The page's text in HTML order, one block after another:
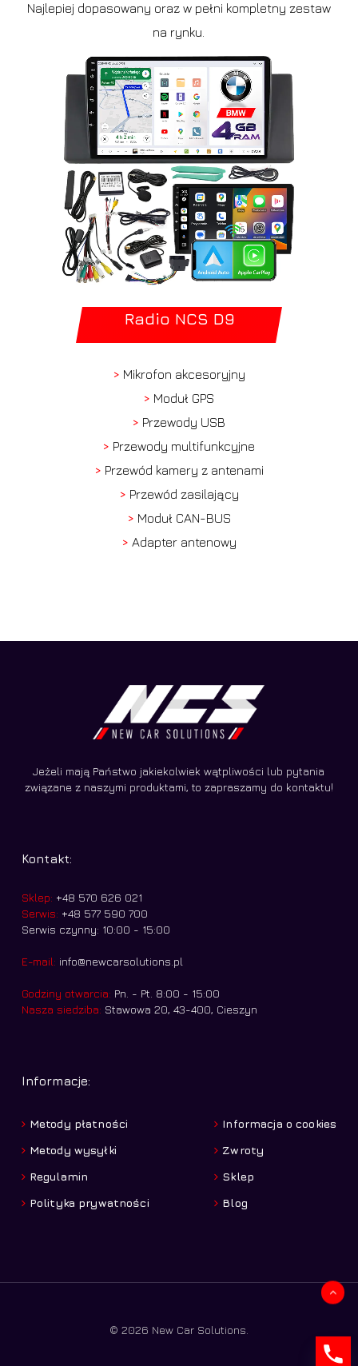
0,00zł
Najlepiej dopasowany oraz w pełni kompletny zestaw
na rynku.
Radio NCS D9
> Mikrofon akcesoryjny
> Moduł GPS
> Przewody USB
> Przewody multifunkcyjne
> Przewód kamery z antenami
> Przewód zasilający
> Moduł CAN-BUS
> Adapter antenowy
Jeżeli mają Państwo jakiekolwiek wątpliwości lub pytania
związane z naszymi produktami, to zapraszamy do kontaktu!
Kontakt:
Sklep: +48 570 626 021
Serwis: +48 577 590 700
Serwis czynny: 10:00 - 15:00
E-mail: info@newcarsolutions.pl
Godziny otwarcia: Pn. - Pt. 8:00 - 15:00
Nasza siedziba: Stawowa 20, 43-400, Cieszyn
Informacje:
Metody płatności
Metody wysyłki
Regulamin
Polityka prywatności
Informacja o cookies
Zwroty
Sklep
Blog
© 2026 New Car Solutions.